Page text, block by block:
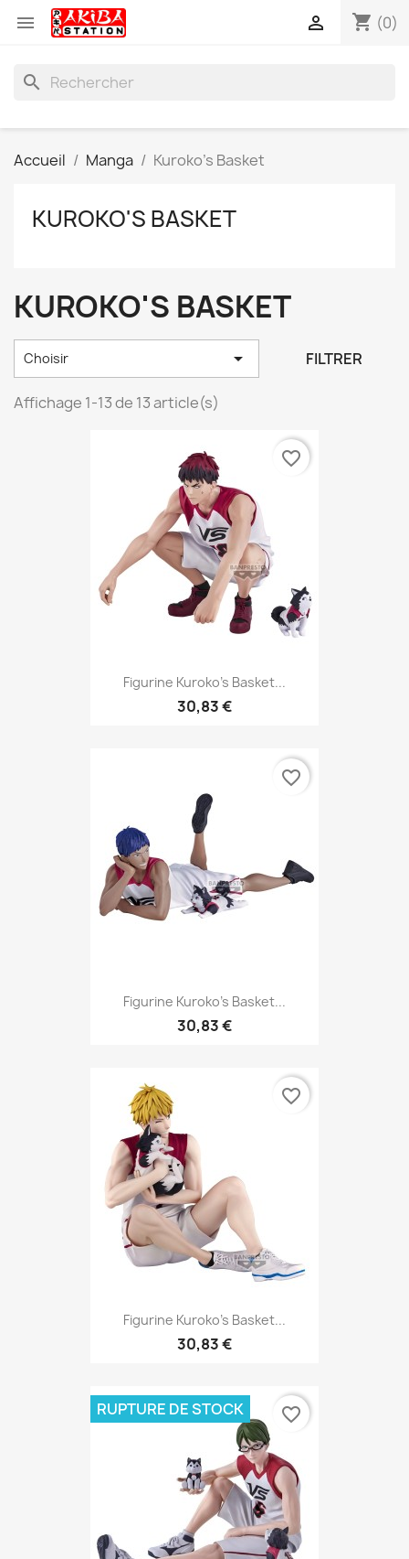
 shopping_cart (0)

search
Accueil Manga Kuroko's Basket
KUROKO'S BASKET
KUROKO'S BASKET
Choisir  FILTRER
Affichage 1-13 de 13 article(s)
Figurine Kuroko's Basket...
30,83 €
favorite_border
Figurine Kuroko's Basket...
30,83 €
favorite_border
Figurine Kuroko's Basket...
30,83 €
favorite_border
RUPTURE DE STOCK favorite_border